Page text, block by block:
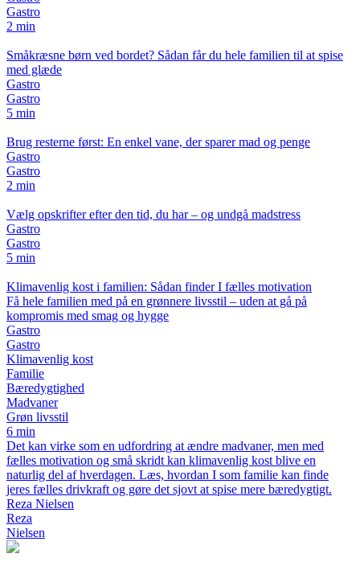
Gastro
2 min
Småkræsne børn ved bordet? Sådan får du hele familien til at spise
med glæde
Gastro
Gastro
5 min
Brug resterne først: En enkel vane, der sparer mad og penge
Gastro
Gastro
2 min
Vælg opskrifter efter den tid, du har – og undgå madstress
Gastro
Gastro
5 min
Klimavenlig kost i familien: Sådan finder I fælles motivation
Få hele familien med på en grønnere livsstil – uden at gå på
kompromis med smag og hygge
Gastro
Gastro
Klimavenlig kost
Familie
Bæredygtighed
Madvaner
Grøn livsstil
6 min
Det kan virke som en udfordring at ændre madvaner, men med
fælles motivation og små skridt kan klimavenlig kost blive en
naturlig del af hverdagen. Læs, hvordan I som familie kan finde
jeres fælles drivkraft og gøre det sjovt at spise mere bæredygtigt.
Reza Nielsen
Reza
Nielsen